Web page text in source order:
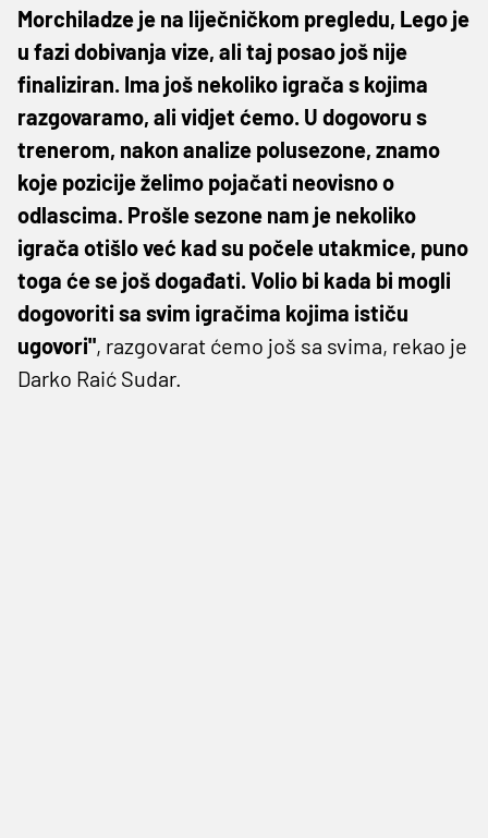
Morchiladze je na liječničkom pregledu, Lego je
u fazi dobivanja vize, ali taj posao još nije
finaliziran. Ima još nekoliko igrača s kojima
razgovaramo, ali vidjet ćemo. U dogovoru s
trenerom, nakon analize polusezone, znamo
koje pozicije želimo pojačati neovisno o
odlascima. Prošle sezone nam je nekoliko
igrača otišlo već kad su počele utakmice, puno
toga će se još događati. Volio bi kada bi mogli
dogovoriti sa svim igračima kojima ističu
ugovori", razgovarat ćemo još sa svima, rekao je
Darko Raić Sudar.